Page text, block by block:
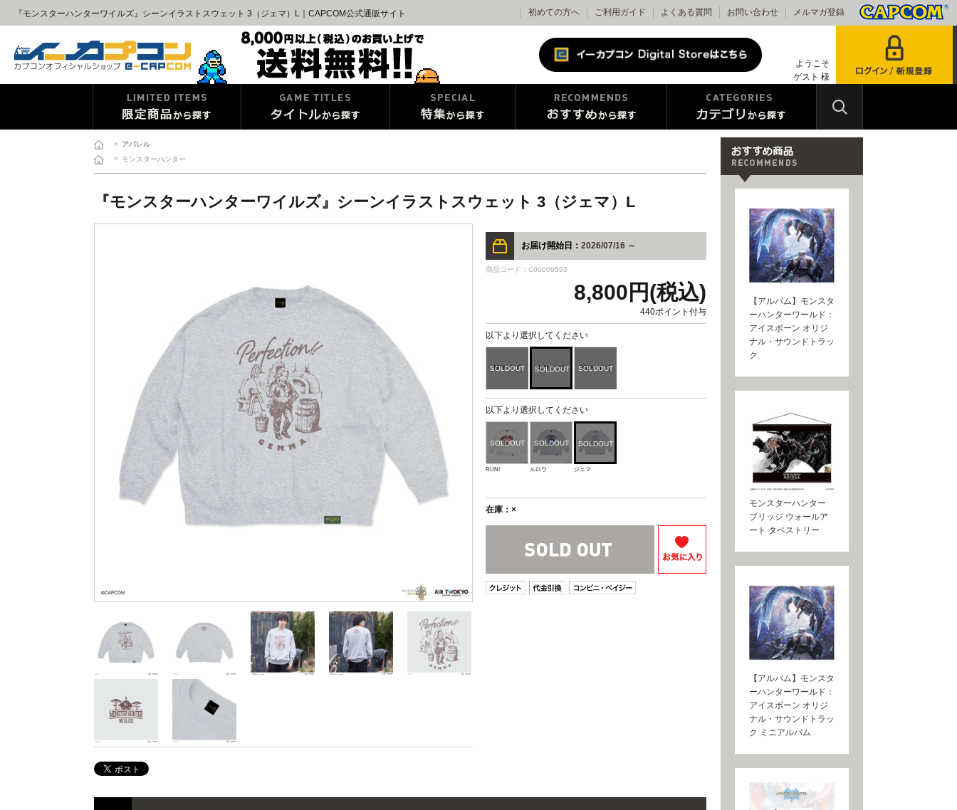
『モンスターハンターワイルズ』シーンイラストスウェット 3（ジェマ）L｜CAPCOM公式通販サイト 初めての方へ ご利用ガイド よくある質問 お問い合わせ メルマガ登録
ようこそ
ゲスト 様
> アパレル
> モンスターハンター
『モンスターハンターワイルズ』シーンイラストスウェット 3（ジェマ）L
お届け開始日： 2026/07/16 ～
商品コード：C00009593
8,800円(税込)
440ポイント付与
以下より選択してください
Mサイズ Lサイズ XLサイズ
以下より選択してください
RUN! ルロウ ジェマ
在庫：×
【アルバム】モンスタ
ーハンターワールド：
アイスボーン オリジ
ナル・サウンドトラッ
ク
モンスターハンター
ブリッジ ウォールア
ート タペストリー
【アルバム】モンスタ
ーハンターワールド：
アイスボーン オリジ
ナル・サウンドトラッ
ク ミニアルバム